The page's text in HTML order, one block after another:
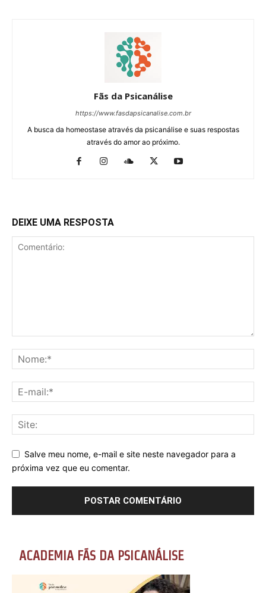
Fãs da Psicanálise
https://www.fasdapsicanalise.com.br
A busca da homeostase através da psicanálise e suas respostas
através do amor ao próximo.
DEIXE UMA RESPOSTA
Salve meu nome, e-mail e site neste navegador para a
próxima vez que eu comentar.
ACADEMIA FÃS DA PSICANÁLISE